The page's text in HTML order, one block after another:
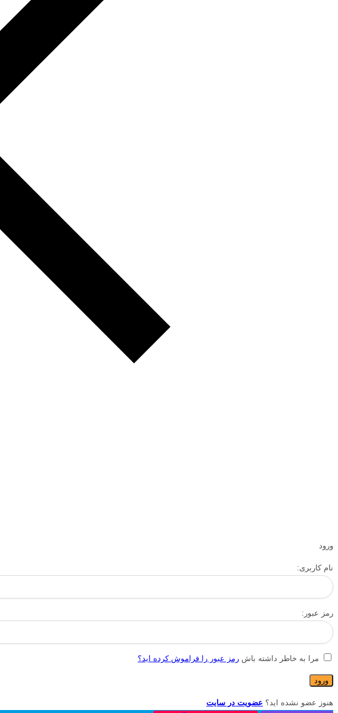
ورود
نام کاربری:
رمز عبور:
مرا به خاطر داشته باش رمز عبور را فراموش کرده اید؟
هنوز عضو نشده اید؟ عضویت در سایت